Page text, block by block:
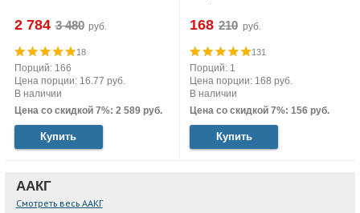
2 784 руб.
18
Порций: 166
Цена порции: 16.77 руб.
В наличии
Цена со скидкой 7%: 2 589 руб.
Купить
168 руб.
131
Порций: 1
Цена порции: 168 руб.
В наличии
Цена со скидкой 7%: 156 руб.
Купить
ААКГ
Смотреть весь ААКГ